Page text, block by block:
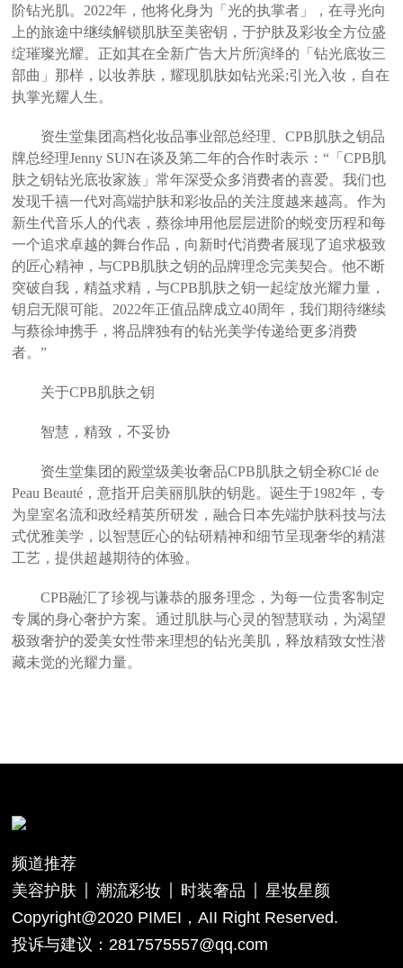
阶钻光肌。2022年，他将化身为「光的执掌者」，在寻光向
上的旅途中继续解锁肌肤至美密钥，于护肤及彩妆全方位盛
绽璀璨光耀。正如其在全新广告大片所演绎的「钻光底妆三
部曲」那样，以妆养肤，耀现肌肤如钻光采;引光入妆，自在
执掌光耀人生。
资生堂集团高档化妆品事业部总经理、CPB肌肤之钥品
牌总经理Jenny SUN在谈及第二年的合作时表示：“「CPB肌
肤之钥钻光底妆家族」常年深受众多消费者的喜爱。我们也
发现千禧一代对高端护肤和彩妆品的关注度越来越高。作为
新生代音乐人的代表，蔡徐坤用他层层进阶的蜕变历程和每
一个追求卓越的舞台作品，向新时代消费者展现了追求极致
的匠心精神，与CPB肌肤之钥的品牌理念完美契合。他不断
突破自我，精益求精，与CPB肌肤之钥一起绽放光耀力量，
钥启无限可能。2022年正值品牌成立40周年，我们期待继续
与蔡徐坤携手，将品牌独有的钻光美学传递给更多消费
者。”
关于CPB肌肤之钥
智慧，精致，不妥协
资生堂集团的殿堂级美妆奢品CPB肌肤之钥全称Clé de
Peau Beauté，意指开启美丽肌肤的钥匙。诞生于1982年，专
为皇室名流和政经精英所研发，融合日本先端护肤科技与法
式优雅美学，以智慧匠心的钻研精神和细节呈现奢华的精湛
工艺，提供超越期待的体验。
CPB融汇了珍视与谦恭的服务理念，为每一位贵客制定
专属的身心奢护方案。通过肌肤与心灵的智慧联动，为渴望
极致奢护的爱美女性带来理想的钻光美肌，释放精致女性潜
藏未觉的光耀力量。
频道推荐
美容护肤
潮流彩妆 时装奢品
星妆星颜
Copyright@2020 PIMEI，AII Right Reserved.
投诉与建议：2817575557@qq.com